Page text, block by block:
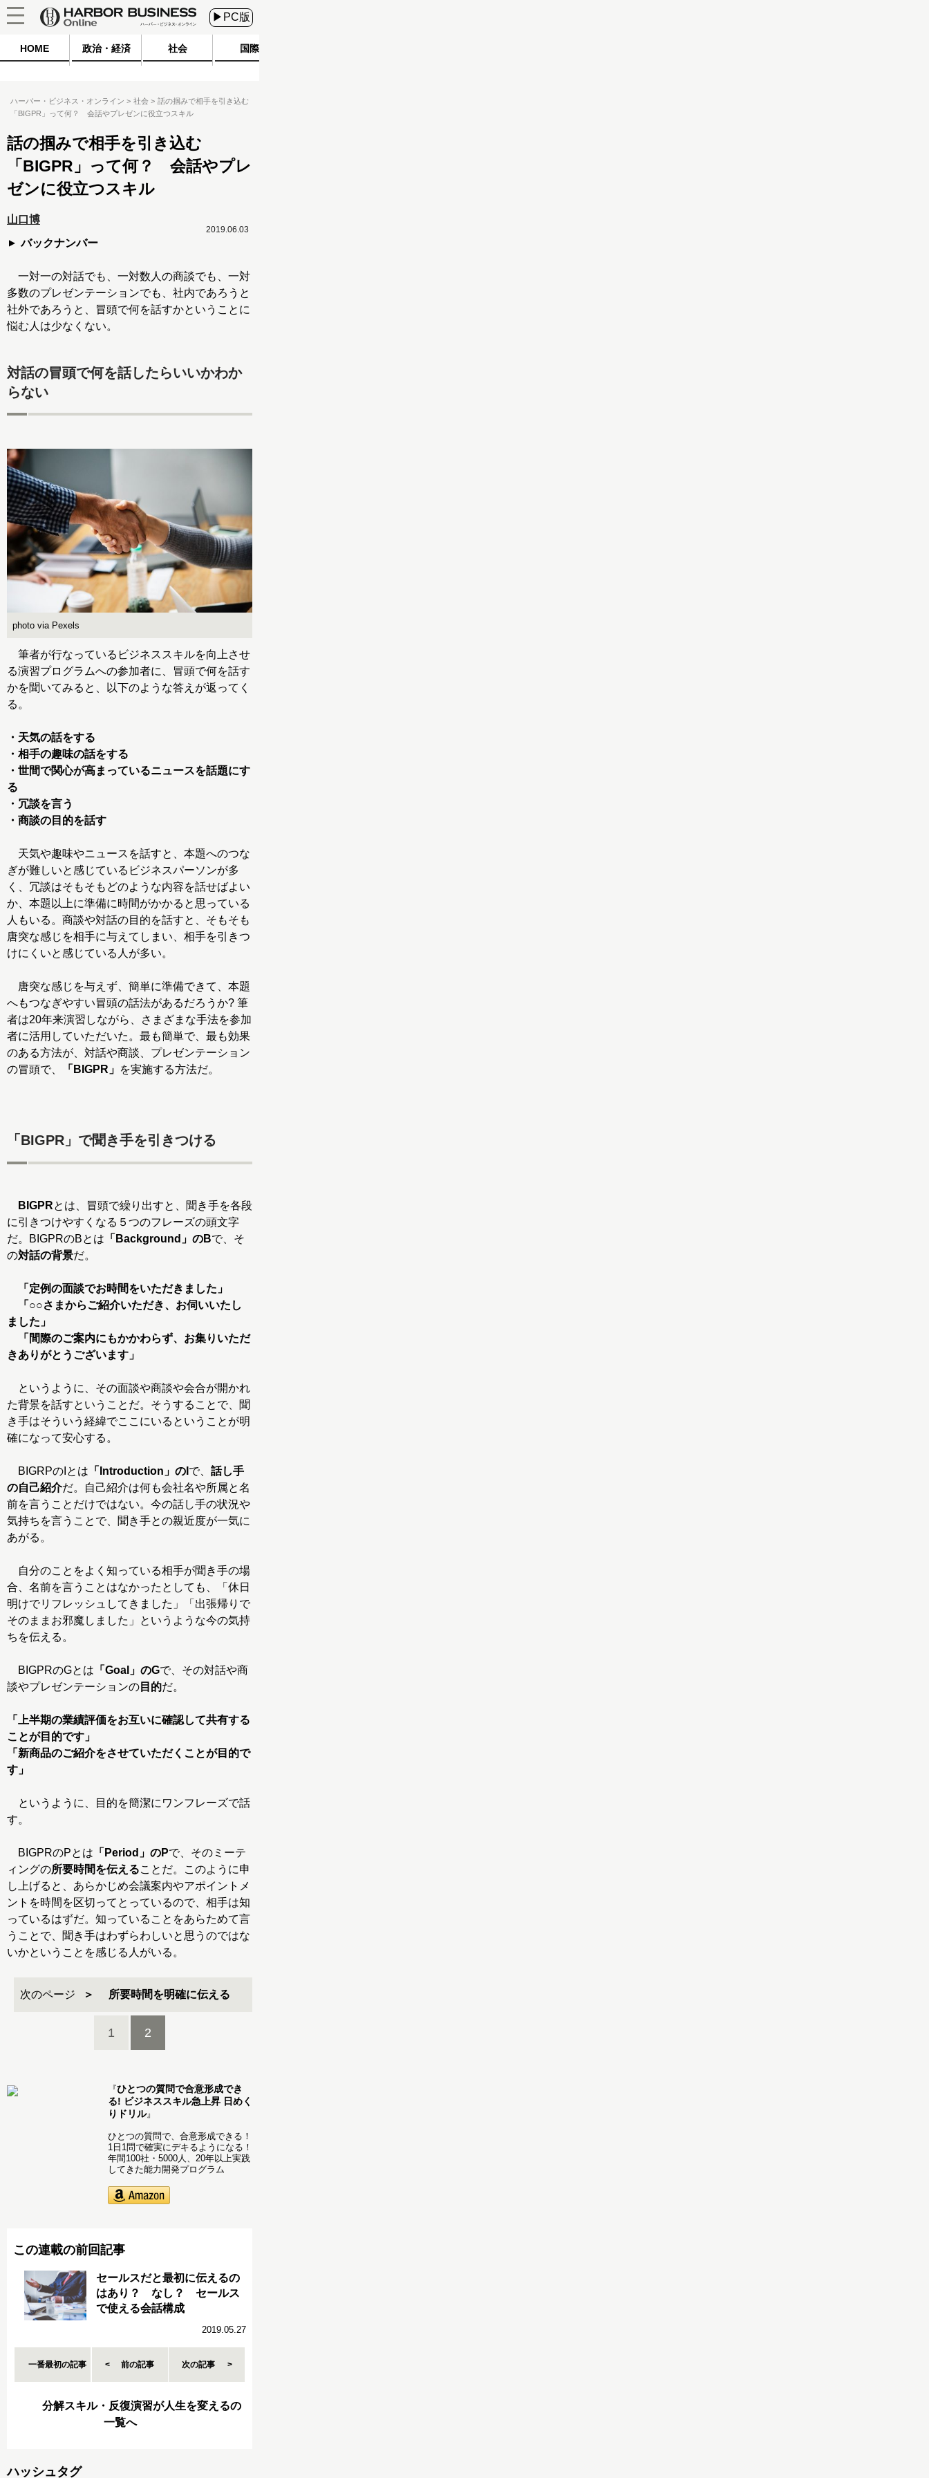
▶PC版
HOME 政治・経済 社会 国際
ハーバー・ビジネス・オンライン 社会
話の掴みで相手を引き込む
「BIGPR」って何？ 会話やプレゼンに役立つスキル
話の掴みで相手を引き込む
「BIGPR」って何？ 会話やプレ
ゼンに役立つスキル
山口博
バックナンバー
2019.06.03
一対一の対話でも、一対数人の商談でも、一対
多数のプレゼンテーションでも、社内であろうと
社外であろうと、冒頭で何を話すかということに
悩む人は少なくない。
対話の冒頭で何を話したらいいかわか
らない
photo via Pexels
筆者が行なっているビジネススキルを向上させ
る演習プログラムへの参加者に、冒頭で何を話す
かを聞いてみると、以下のような答えが返ってく
る。
・天気の話をする
・相手の趣味の話をする
・世間で関心が高まっているニュースを話題にす
る
・冗談を言う
・商談の目的を話す
天気や趣味やニュースを話すと、本題へのつな
ぎが難しいと感じているビジネスパーソンが多
く、冗談はそもそもどのような内容を話せばよい
か、本題以上に準備に時間がかかると思っている
人もいる。商談や対話の目的を話すと、そもそも
唐突な感じを相手に与えてしまい、相手を引きつ
けにくいと感じている人が多い。
唐突な感じを与えず、簡単に準備できて、本題
へもつなぎやすい冒頭の話法があるだろうか? 筆
者は20年来演習しながら、さまざまな手法を参加
者に活用していただいた。最も簡単で、最も効果
のある方法が、対話や商談、プレゼンテーション
の冒頭で、
「BIGPR」 を実施する方法だ。
「BIGPR」で聞き手を引きつける
BIGPRとは、冒頭で繰り出すと、聞き手を各段
に引きつけやすくなる５つのフレーズの頭文字
だ。BIGPRのBとは 「Background」のBで、そ
の対話の背景だ。
「定例の面談でお時間をいただきました」
「○○さまからご紹介いただき、お伺いいたし
ました」
「間際のご案内にもかかわらず、お集りいただ
きありがとうございます」
というように、その面談や商談や会合が開かれ
た背景を話すということだ。そうすることで、聞
き手はそういう経緯でここにいるということが明
確になって安心する。
BIGRPのIとは 「Introduction」のI で、 話し手
の自己紹介だ。自己紹介は何も会社名や所属と名
前を言うことだけではない。今の話し手の状況や
気持ちを言うことで、聞き手との親近度が一気に
あがる。
自分のことをよく知っている相手が聞き手の場
合、名前を言うことはなかったとしても、「休日
明けでリフレッシュしてきました」「出張帰りで
そのままお邪魔しました」というような今の気持
ちを伝える。
BIGPRのGとは 「Goal」のGで、その対話や商
談やプレゼンテーションの 目的だ。
「上半期の業績評価をお互いに確認して共有する
ことが目的です」
「新商品のご紹介をさせていただくことが目的で
す」
というように、目的を簡潔にワンフレーズで話
す。
BIGPRのPとは 「Period」のPで、そのミーテ
ィングの所要時間を伝えることだ。このように申
し上げると、あらかじめ会議案内やアポイントメ
ントを時間を区切ってとっているので、相手は知
っているはずだ。知っていることをあらためて言
うことで、聞き手はわずらわしいと思うのではな
いかということを感じる人がいる。
次のページ 所要時間を明確に伝える
1 2
『ひとつの質問で合意形成でき
る! ビジネススキル急上昇 日めく
りドリル』
ひとつの質問で、合意形成できる！
1日1問で確実にデキるようになる！
年間100社・5000人、20年以上実践
してきた能力開発プログラム
この連載の前回記事
セールスだと最初に伝えるの
はあり？ なし？ セールス
で使える会話構成
2019.05.27
一番最初の記事 前の記事 次の記事
分解スキル・反復演習が人生を変えるの
一覧へ
ハッシュタグ